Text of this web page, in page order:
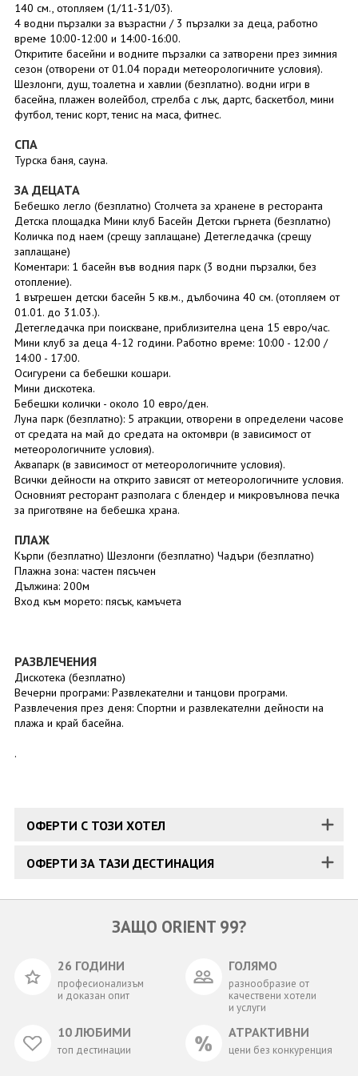
140 см., отопляем (1/11-31/03).
4 водни пързалки за възрастни / 3 пързалки за деца, работно
време 10:00-12:00 и 14:00-16:00.
Откритите басейни и водните пързалки са затворени през зимния
сезон (отворени от 01.04 поради метеорологичните условия).
Шезлонги, душ, тоалетна и хавлии (безплатно). водни игри в
басейна, плажен волейбол, стрелба с лък, дартс, баскетбол, мини
футбол, тенис корт, тенис на маса, фитнес.
СПА
Турска баня, сауна.
ЗА ДЕЦАТА
Бебешко легло (безплатно) Столчета за хранене в ресторанта
Детска площадка Мини клуб Басейн Детски гърнета (безплатно)
Количка под наем (срещу заплащане) Детегледачка (срещу
заплащане)
Коментари: 1 басейн във водния парк (3 водни пързалки, без
отопление).
1 вътрешен детски басейн 5 кв.м., дълбочина 40 см. (отопляем от
01.01. до 31.03.).
Детегледачка при поискване, приблизителна цена 15 евро/час.
Мини клуб за деца 4-12 години. Работно време: 10:00 - 12:00 /
14:00 - 17:00.
Осигурени са бебешки кошари.
Мини дискотека.
Бебешки колички - около 10 евро/ден.
Луна парк (безплатно): 5 атракции, отворени в определени часове
от средата на май до средата на октомври (в зависимост от
метеорологичните условия).
Аквапарк (в зависимост от метеорологичните условия).
Всички дейности на открито зависят от метеорологичните условия.
Основният ресторант разполага с блендер и микровълнова печка
за приготвяне на бебешка храна.
ПЛАЖ
Кърпи (безплатно) Шезлонги (безплатно) Чадъри (безплатно)
Плажна зона: частен пясъчeн
Дължина: 200м
Вход към морето: пясък, камъчета
РАЗВЛЕЧЕНИЯ
Дискотека (безплатно)
Вечерни програми: Развлекателни и танцови програми.
Развлечения през деня: Спортни и развлекателни дейности на
плажа и край басейна.
.
ОФЕРТИ С ТОЗИ ХОТЕЛ
ОФЕРТИ ЗА ТАЗИ ДЕСТИНАЦИЯ
ЗАЩО ORIENT 99?
26 ГОДИНИ
професионализъм
и доказан опит
ГОЛЯМО
разнообразие от
качествени хотели
и услуги
10 ЛЮБИМИ
топ дестинации
АТРАКТИВНИ
цени без конкуренция